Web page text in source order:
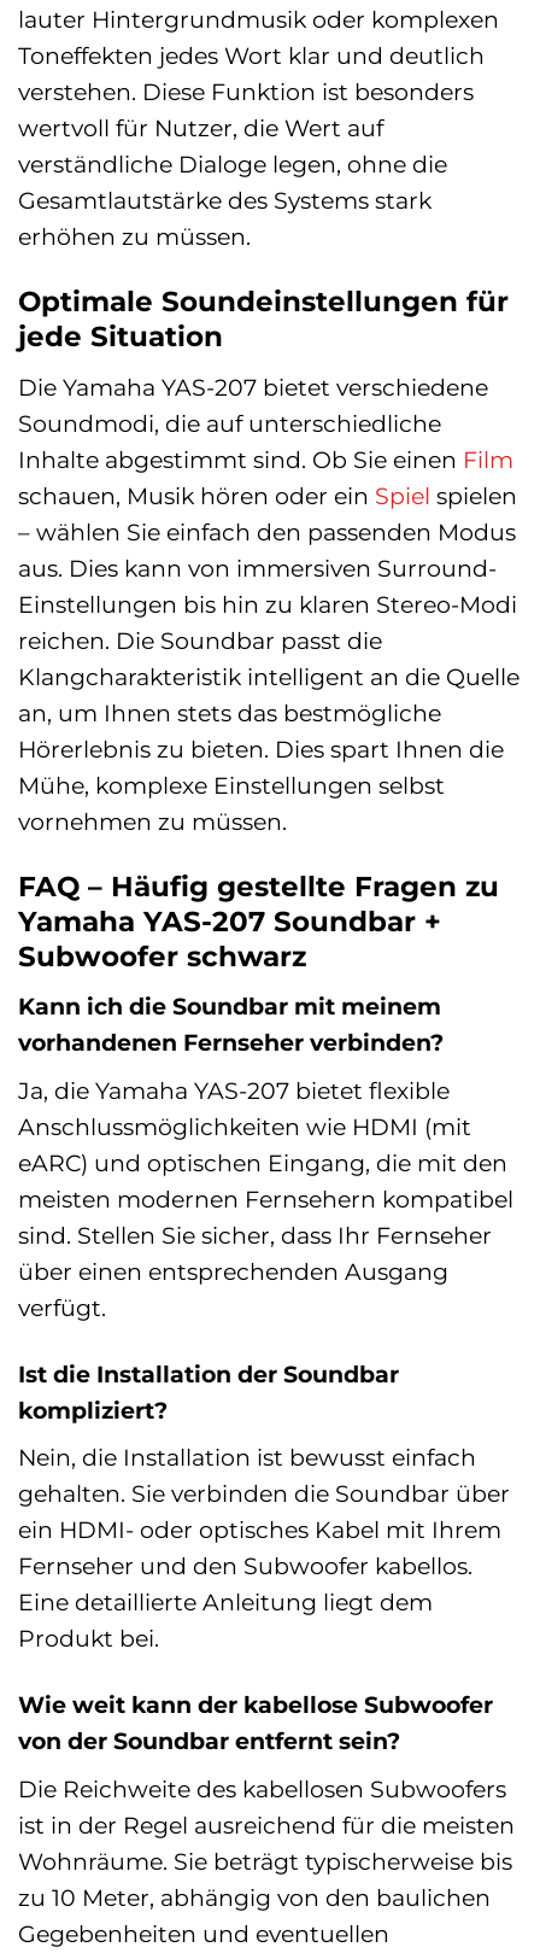
lauter Hintergrundmusik oder komplexen
Toneffekten jedes Wort klar und deutlich
verstehen. Diese Funktion ist besonders
wertvoll für Nutzer, die Wert auf
verständliche Dialoge legen, ohne die
Gesamtlautstärke des Systems stark
erhöhen zu müssen.
Optimale Soundeinstellungen für
jede Situation
Die Yamaha YAS-207 bietet verschiedene
Soundmodi, die auf unterschiedliche
Inhalte abgestimmt sind. Ob Sie einen Film
schauen, Musik hören oder ein Spiel spielen
– wählen Sie einfach den passenden Modus
aus. Dies kann von immersiven Surround-
Einstellungen bis hin zu klaren Stereo-Modi
reichen. Die Soundbar passt die
Klangcharakteristik intelligent an die Quelle
an, um Ihnen stets das bestmögliche
Hörerlebnis zu bieten. Dies spart Ihnen die
Mühe, komplexe Einstellungen selbst
vornehmen zu müssen.
FAQ – Häufig gestellte Fragen zu
Yamaha YAS-207 Soundbar +
Subwoofer schwarz
Kann ich die Soundbar mit meinem
vorhandenen Fernseher verbinden?
Ja, die Yamaha YAS-207 bietet flexible
Anschlussmöglichkeiten wie HDMI (mit
eARC) und optischen Eingang, die mit den
meisten modernen Fernsehern kompatibel
sind. Stellen Sie sicher, dass Ihr Fernseher
über einen entsprechenden Ausgang
verfügt.
Ist die Installation der Soundbar
kompliziert?
Nein, die Installation ist bewusst einfach
gehalten. Sie verbinden die Soundbar über
ein HDMI- oder optisches Kabel mit Ihrem
Fernseher und den Subwoofer kabellos.
Eine detaillierte Anleitung liegt dem
Produkt bei.
Wie weit kann der kabellose Subwoofer
von der Soundbar entfernt sein?
Die Reichweite des kabellosen Subwoofers
ist in der Regel ausreichend für die meisten
Wohnräume. Sie beträgt typischerweise bis
zu 10 Meter, abhängig von den baulichen
Gegebenheiten und eventuellen